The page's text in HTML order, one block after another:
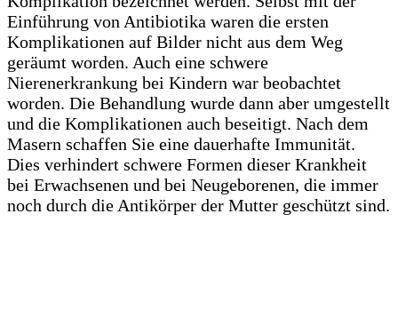
Einführung von Antibiotika waren die ersten
Komplikationen auf Bilder nicht aus dem Weg
geräumt worden. Auch eine schwere
Nierenerkrankung bei Kindern war beobachtet
worden. Die Behandlung wurde dann aber umgestellt
und die Komplikationen auch beseitigt. Nach dem
Masern schaffen Sie eine dauerhafte Immunität.
Dies verhindert schwere Formen dieser Krankheit
bei Erwachsenen und bei Neugeborenen, die immer
noch durch die Antikörper der Mutter geschützt sind.